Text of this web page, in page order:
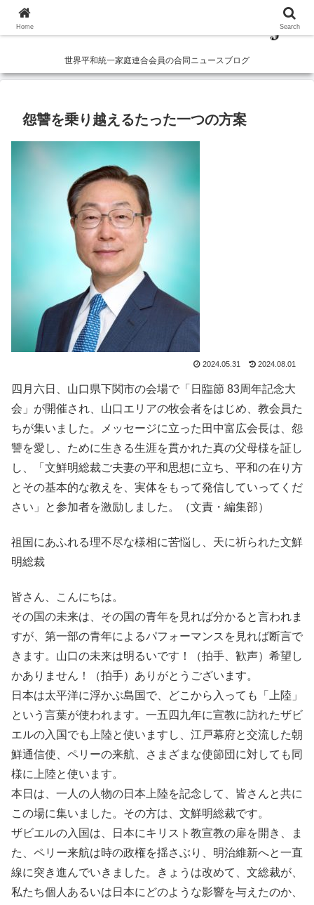
世界平和統一家庭連合会員の合同ニュースブログ
怨讐を乗り越えるたった一つの方案
2024.05.31 2024.08.01
四月六日、山口県下関市の会場で「日臨節 83周年記念大
会」が開催され、山口エリアの牧会者をはじめ、教会員た
ちが集いました。メッセージに立った田中富広会長は、怨
讐を愛し、ために生きる生涯を貫かれた真の父母様を証し
し、「文鮮明総裁ご夫妻の平和思想に立ち、平和の在り方
とその基本的な教えを、実体をもって発信していってくだ
さい」と参加者を激励しました。（文責・編集部）
祖国にあふれる理不尽な様相に苦悩し、天に祈られた文鮮
明総裁
皆さん、こんにちは。
その国の未来は、その国の青年を見れば分かると言われま
すが、第一部の青年によるパフォーマンスを見れば断言で
きます。山口の未来は明るいです！（拍手、歓声）希望し
かありません！（拍手）ありがとうございます。
日本は太平洋に浮かぶ島国で、どこから入っても「上陸」
という言葉が使われます。一五四九年に宣教に訪れたザビ
エルの入国でも上陸と使いますし、江戸幕府と交流した朝
鮮通信使、ペリーの来航、さまざまな使節団に対しても同
様に上陸と使います。
本日は、一人の人物の日本上陸を記念して、皆さんと共に
この場に集いました。その方は、文鮮明総裁です。
ザビエルの入国は、日本にキリスト教宣教の扉を開き、ま
た、ペリー来航は時の政権を揺さぶり、明治維新へと一直
線に突き進んでいきました。きょうは改めて、文総裁が、
私たち個人あるいは日本にどのような影響を与えたのか、
Home Search